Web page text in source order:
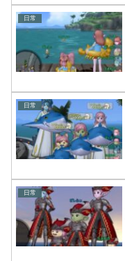
日常
日常
日常